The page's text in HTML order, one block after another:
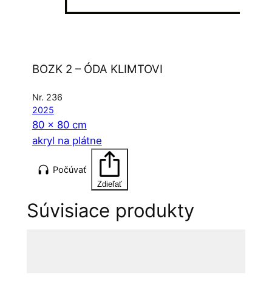
BOZK 2 – ÓDA KLIMTOVI
Nr. 236
2025
80 x 80 cm
akryl na plátne
Počúvať
Zdieľať
Súvisiace produkty